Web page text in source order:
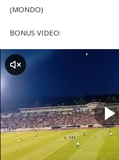
(MONDO)
BONUS VIDEO: